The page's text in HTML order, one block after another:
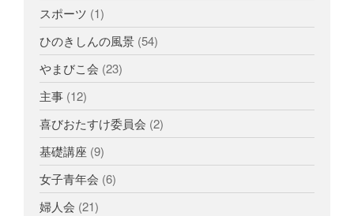
スポーツ (1)
ひのきしんの風景 (54)
やまびこ会 (23)
主事 (12)
喜びおたすけ委員会 (2)
基礎講座 (9)
女子青年会 (6)
婦人会 (21)